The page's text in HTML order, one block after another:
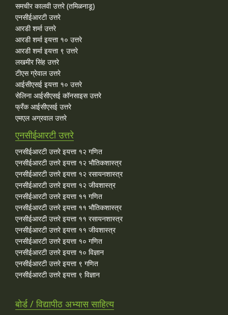
समचीर कालवी उत्तरे (तमिळनाडू)
एनसीईआरटी उत्तरे
आरडी शर्मा उत्तरे
आरडी शर्मा इयत्ता १० उत्तरे
आरडी शर्मा इयत्ता ९ उत्तरे
लखमीर सिंह उत्तरे
टीएस ग्रेवाल उत्तरे
आईसीएसई इयत्ता १० उत्तरे
सेलिना आईसीएसई कॉनसाइस उत्तरे
फ्रँक आईसीएसई उत्तरे
एमएल अग्रवाल उत्तरे
एनसीईआरटी उत्तरे
एनसीईआरटी उत्तरे इयत्ता १२ गणित
एनसीईआरटी उत्तरे इयत्ता १२ भौतिकशास्त्र
एनसीईआरटी उत्तरे इयत्ता १२ रसायनशास्त्र
एनसीईआरटी उत्तरे इयत्ता १२ जीवशास्त्र
एनसीईआरटी उत्तरे इयत्ता ११ गणित
एनसीईआरटी उत्तरे इयत्ता ११ भौतिकशास्त्र
एनसीईआरटी उत्तरे इयत्ता ११ रसायनशास्त्र
एनसीईआरटी उत्तरे इयत्ता ११ जीवशास्त्र
एनसीईआरटी उत्तरे इयत्ता १० गणित
एनसीईआरटी उत्तरे इयत्ता १० विज्ञान
एनसीईआरटी उत्तरे इयत्ता ९ गणित
एनसीईआरटी उत्तरे इयत्ता ९ विज्ञान
बोर्ड / विद्यापीठ अभ्यास साहित्य